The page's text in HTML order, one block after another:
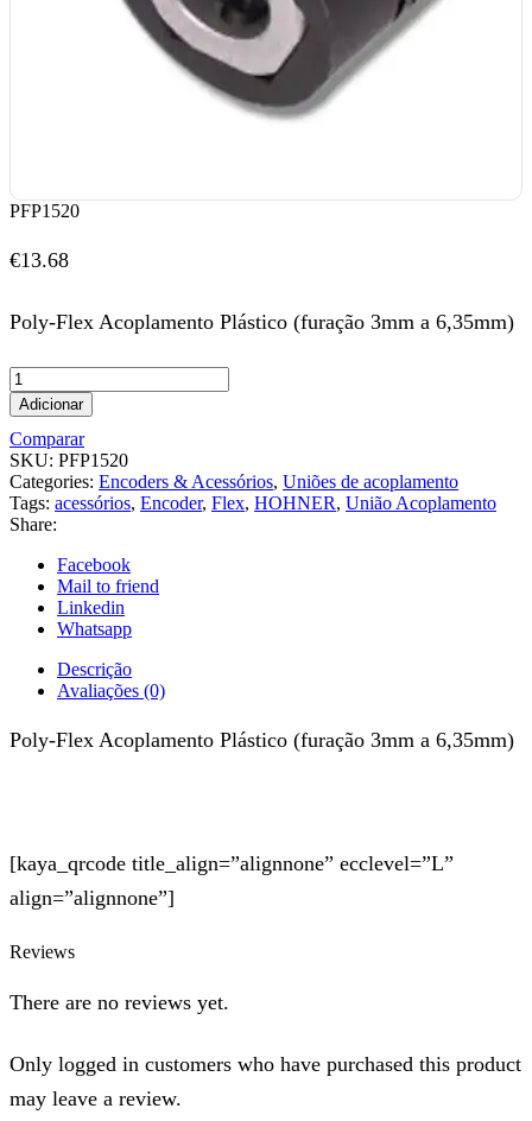
PFP1520
€13.68
Poly-Flex Acoplamento Plástico (furação 3mm a 6,35mm)
Adicionar
Comparar
SKU: PFP1520
Categories: Encoders & Acessórios, Uniões de acoplamento
Tags: acessórios, Encoder, Flex, HOHNER, União Acoplamento
Share:
Facebook
Mail to friend
Linkedin
Whatsapp
Descrição
Avaliações (0)
Poly-Flex Acoplamento Plástico (furação 3mm a 6,35mm)
[kaya_qrcode title_align=”alignnone” ecclevel=”L”
align=”alignnone”]
Reviews
There are no reviews yet.
Only logged in customers who have purchased this product
may leave a review.